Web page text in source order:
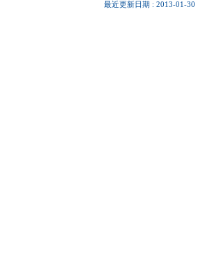
最近更新日期 : 2013-01-30